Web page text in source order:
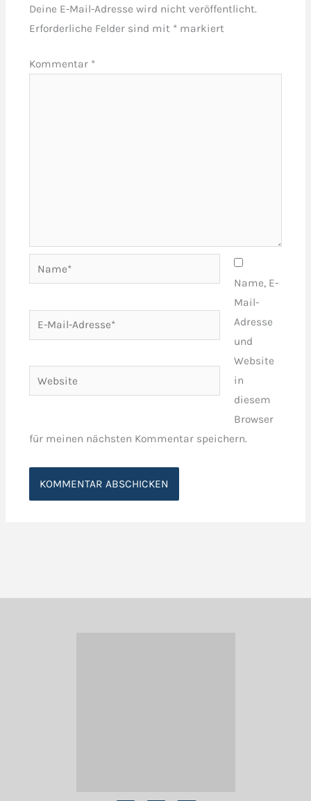
Deine E-Mail-Adresse wird nicht veröffentlicht.
Erforderliche Felder sind mit *markiert
Kommentar *
Name*
Mail-
Website
Name, E-
Mail-
Adresse
und
Website
in
diesem
Browser
für meinen nächsten Kommentar speichern.